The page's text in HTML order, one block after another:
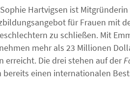
Hartvigsen ist
für Frauen mit
zu schließen. Mit
mehr als 23 Millionen
erreicht. Die drei stehen auf der
bereits einen internationalen